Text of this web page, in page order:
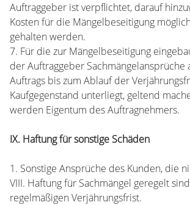
Auftraggeber ist verpflichtet, darauf
Kosten für die Mängelbeseitigung
gehalten werden.
7. Für die zur Mängelbeseitigung
der Auftraggeber Sachmängelansprüche
Auftrags bis zum Ablauf der
Kaufgegenstand unterliegt, geltend
werden Eigentum des Auftragnehmers.
IX. Haftung für sonstige Schäden
1. Sonstige Ansprüche des Kunden, die
VIII. Haftung für Sachmängel geregelt
regelmäßigen Verjährungsfrist.